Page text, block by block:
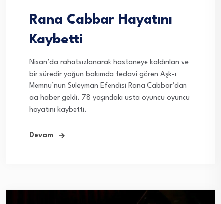
Rana Cabbar Hayatını
Kaybetti
Nisan’da rahatsızlanarak hastaneye kaldırılan ve
bir süredir yoğun bakımda tedavi gören Aşk-ı
Memnu’nun Süleyman Efendisi Rana Cabbar’dan
acı haber geldi. 78 yaşındaki usta oyuncu oyuncu
hayatını kaybetti.
Devam